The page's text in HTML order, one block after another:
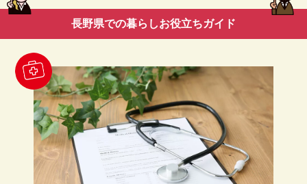
長野県での暮らしお役立ちガイド